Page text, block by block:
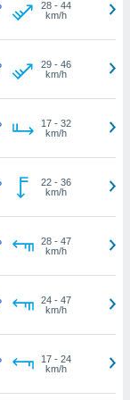
28- 44
km/h
29- 46
km/h
17- 32
km/h
22- 36
km/h
28- 47
km/h
24- 47
km/h
17- 24
km/h